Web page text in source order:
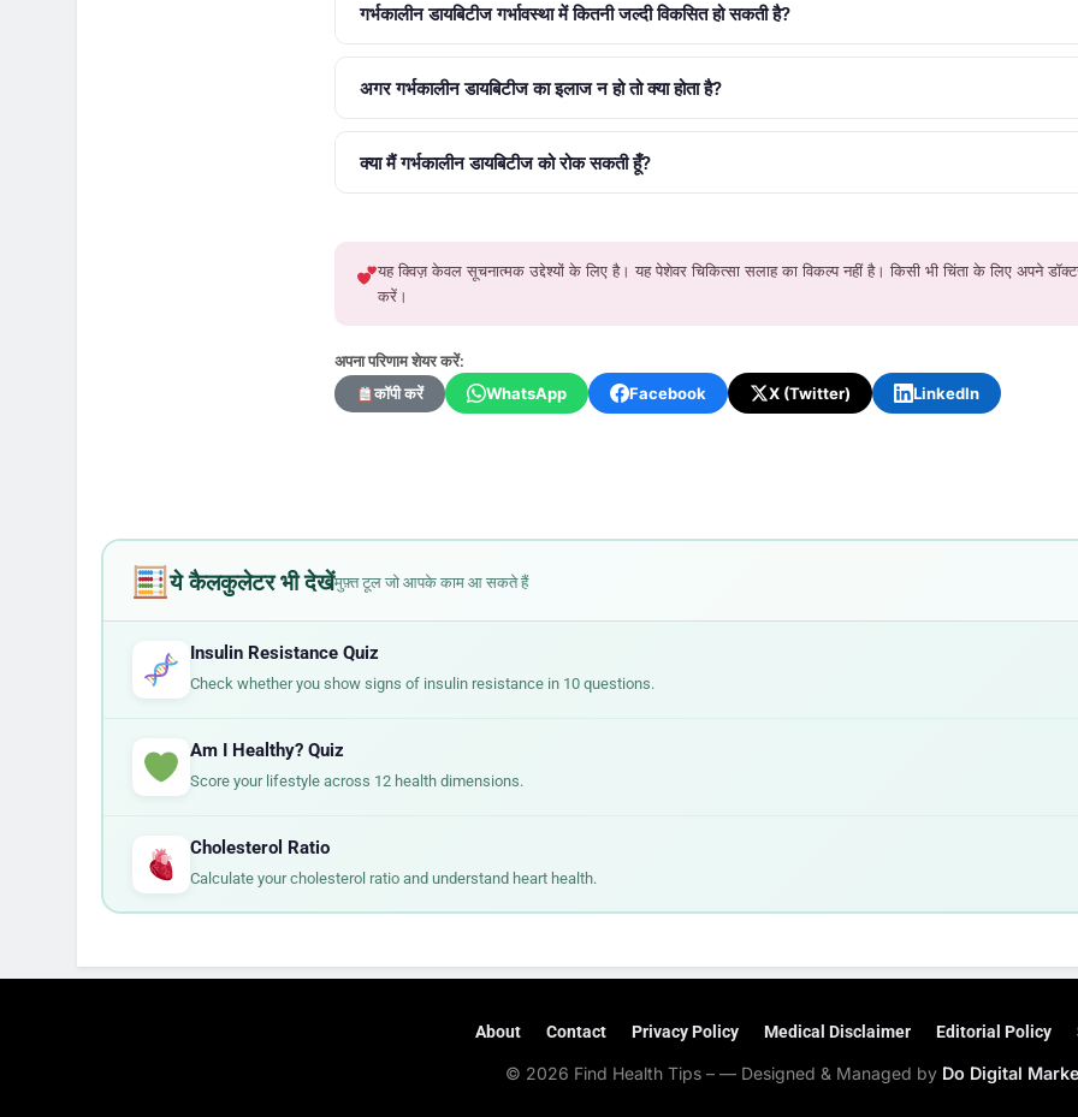
गर्भकालीन डायबिटीज गर्भावस्था में कितनी जल्दी विकसित हो सकती है?
अगर गर्भकालीन डायबिटीज का इलाज न हो तो क्या होता है?
क्या मैं गर्भकालीन डायबिटीज को रोक सकती हूँ?
यह क्विज़ केवल सूचनात्मक उद्देश्यों के लिए है। यह पेशेवर चिकित्सा सलाह का विकल्प नहीं है। किसी भी चिंता के लिए अपने डॉक्टर
करें।
अपना परिणाम शेयर करें:
कॉपी करें
WhatsApp Facebook X (Twitter) LinkedIn
ये कैलकुलेटर भी देखेंमुफ़्त टूल जो आपके काम आ सकते हैं
Insulin Resistance Quiz
Check whether you show signs of insulin resistance in 10 questions.
Am I Healthy? Quiz
Score your lifestyle across 12 health dimensions.
Cholesterol Ratio
Calculate your cholesterol ratio and understand heart health.
About Contact Privacy Policy Medical Disclaimer Editorial Policy
© 2026 Find Health Tips – — Designed & Managed by Do Digital